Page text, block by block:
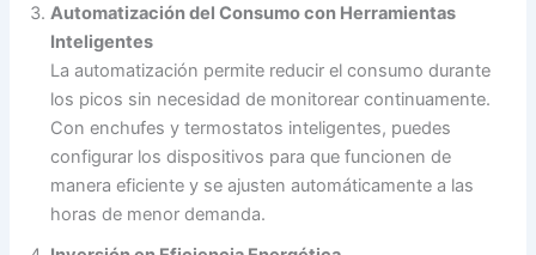
Automatización del Consumo con Herramientas
Inteligentes
La automatización permite reducir el consumo durante
los picos sin necesidad de monitorear continuamente.
Con enchufes y termostatos inteligentes, puedes
configurar los dispositivos para que funcionen de
manera eficiente y se ajusten automáticamente a las
horas de menor demanda.